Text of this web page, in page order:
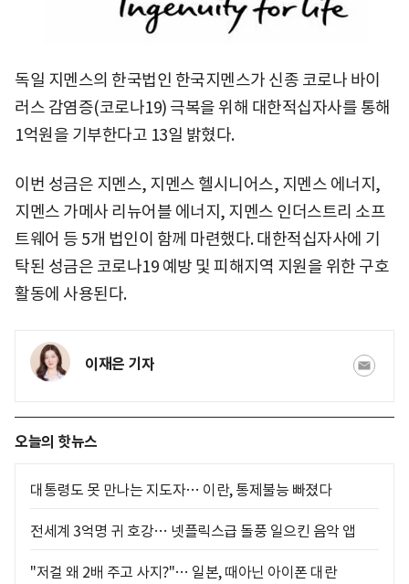
독일 지멘스의 한국법인 한국지멘스가 신종 코로나 바이
러스 감염증(코로나19) 극복을 위해 대한적십자사를 통해
1억원을 기부한다고 13일 밝혔다.
이번 성금은 지멘스, 지멘스 헬시니어스, 지멘스 에너지,
지멘스 가메사 리뉴어블 에너지, 지멘스 인더스트리 소프
트웨어 등 5개 법인이 함께 마련했다. 대한적십자사에 기
탁된 성금은 코로나19 예방 및 피해지역 지원을 위한 구호
활동에 사용된다.
이재은 기자
오늘의 핫뉴스
대통령도 못 만나는 지도자… 이란, 통제불능 빠졌다
전세계 3억명 귀 호강… 넷플릭스급 돌풍 일으킨 음악 앱
"저걸 왜 2배 주고 사지?"… 일본, 때아닌 아이폰 대란